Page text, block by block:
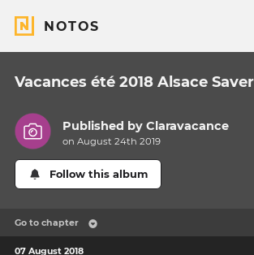
NOTOS
Vacances été 2018 Alsace
Published byClaravacance
on August 24th 2019
Follow this album
Go to chapter
07 August 2018